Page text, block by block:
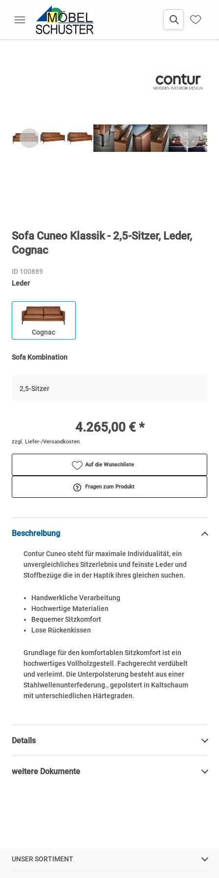
Sofa Cuneo Klassik - 2,5-Sitzer, Leder,
Cognac
ID 100889
Leder
Cognac
Sofa Kombination
2,5-Sitzer
4.265,00 € *
zzgl. Liefer-/Versandkosten
Auf die Wunschliste
Fragen zum Produkt
Beschreibung
Contur Cuneo steht für maximale Individualität, ein
unvergleichliches Sitzerlebnis und feinste Leder und
Stoffbezüge die in der Haptik ihres gleichen suchen.
Handwerkliche Verarbeitung
Hochwertige Materialien
Bequemer Sitzkomfort
Lose Rückenkissen
Grundlage für den komfortablen Sitzkomfort ist ein
hochwertiges Vollholzgestell. Fachgerecht verdübelt
und verleimt. Die Unterpolsterung besteht aus einer
Stahlwellenunterfederung., gepolstert in Kaltschaum
mit unterschiedlichen Härtegraden.
Details
weitere Dokumente
UNSER SORTIMENT